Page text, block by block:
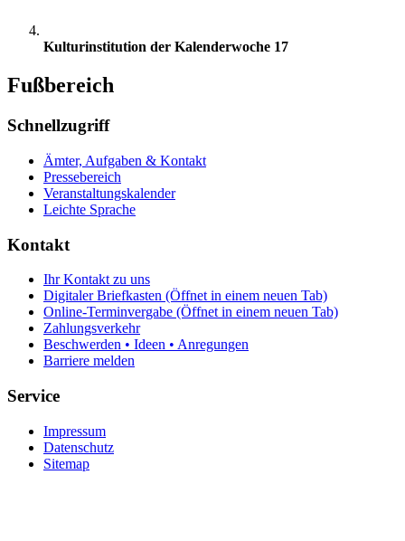
Kulturinstitution der Kalenderwoche 17
Fußbereich
Schnellzugriff
Ämter, Aufgaben & Kontakt
Pressebereich
Veranstaltungskalender
Leichte Sprache
Kontakt
Ihr Kontakt zu uns
Digitaler Briefkasten (Öffnet in einem neuen Tab)
Online-Terminvergabe (Öffnet in einem neuen Tab)
Zahlungsverkehr
Beschwerden • Ideen • Anregungen
Barriere melden
Service
Impressum
Datenschutz
Sitemap